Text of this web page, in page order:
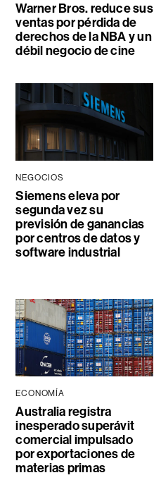
Warner Bros. reduce sus
ventas por pérdida de
derechos de la NBA y un
débil negocio de cine
NEGOCIOS
Siemens eleva por
segunda vez su
previsión de ganancias
por centros de datos y
software industrial
ECONOMÍA
Australia registra
inesperado superávit
comercial impulsado
por exportaciones de
materias primas